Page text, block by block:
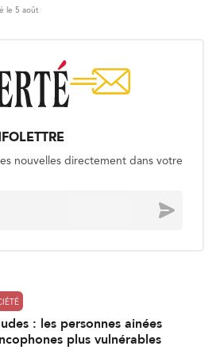
le 5 août
nouvelles directement dans votre
Envoyer
: les personnes ainées
plus vulnérables